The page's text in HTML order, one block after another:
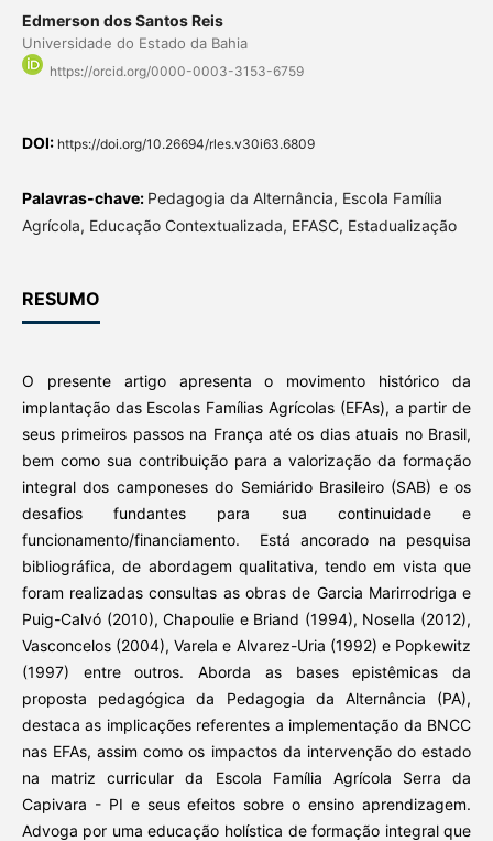
Edmerson dos Santos Reis
Universidade do Estado da Bahia
https://orcid.org/0000-0003-3153-6759
DOI: https://doi.org/10.26694/rles.v30i63.6809
Palavras-chave: Pedagogia da Alternância, Escola Família
Agrícola, Educação Contextualizada, EFASC, Estadualização
RESUMO
O presente artigo apresenta o movimento histórico da
implantação das Escolas Famílias Agrícolas (EFAs), a partir de
seus primeiros passos na França até os dias atuais no Brasil,
bem como sua contribuição para a valorização da formação
integral dos camponeses do Semiárido Brasileiro (SAB) e os
desafios fundantes para sua continuidade e
funcionamento/financiamento. Está ancorado na pesquisa
bibliográfica, de abordagem qualitativa, tendo em vista que
foram realizadas consultas as obras de Garcia Marirrodriga e
Puig-Calvó (2010), Chapoulie e Briand (1994), Nosella (2012),
Vasconcelos (2004), Varela e Alvarez-Uria (1992) e Popkewitz
(1997) entre outros. Aborda as bases epistêmicas da
proposta pedagógica da Pedagogia da Alternância (PA),
destaca as implicações referentes a implementação da BNCC
nas EFAs, assim como os impactos da intervenção do estado
na matriz curricular da Escola Família Agrícola Serra da
Capivara - PI e seus efeitos sobre o ensino aprendizagem.
Advoga por uma educação holística de formação integral que